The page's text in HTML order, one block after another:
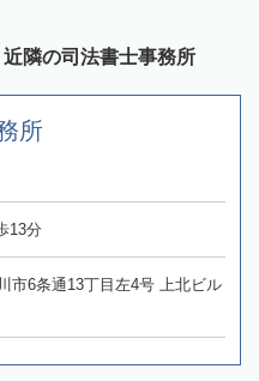
隣の司法書士事務所
所
13分
市6条通13丁目左4号 上北ビル